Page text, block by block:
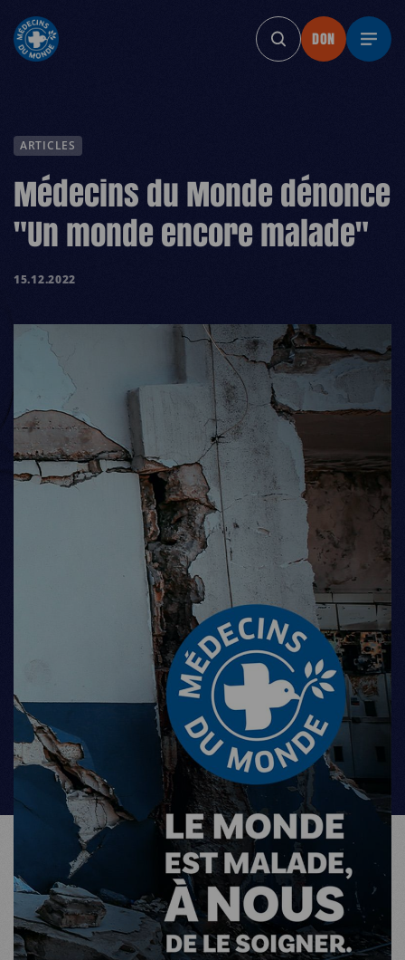
DON DON DON DON
DON
ARTICLES
Médecins du Monde dénonce
"Un monde encore malade"
15.12.2022